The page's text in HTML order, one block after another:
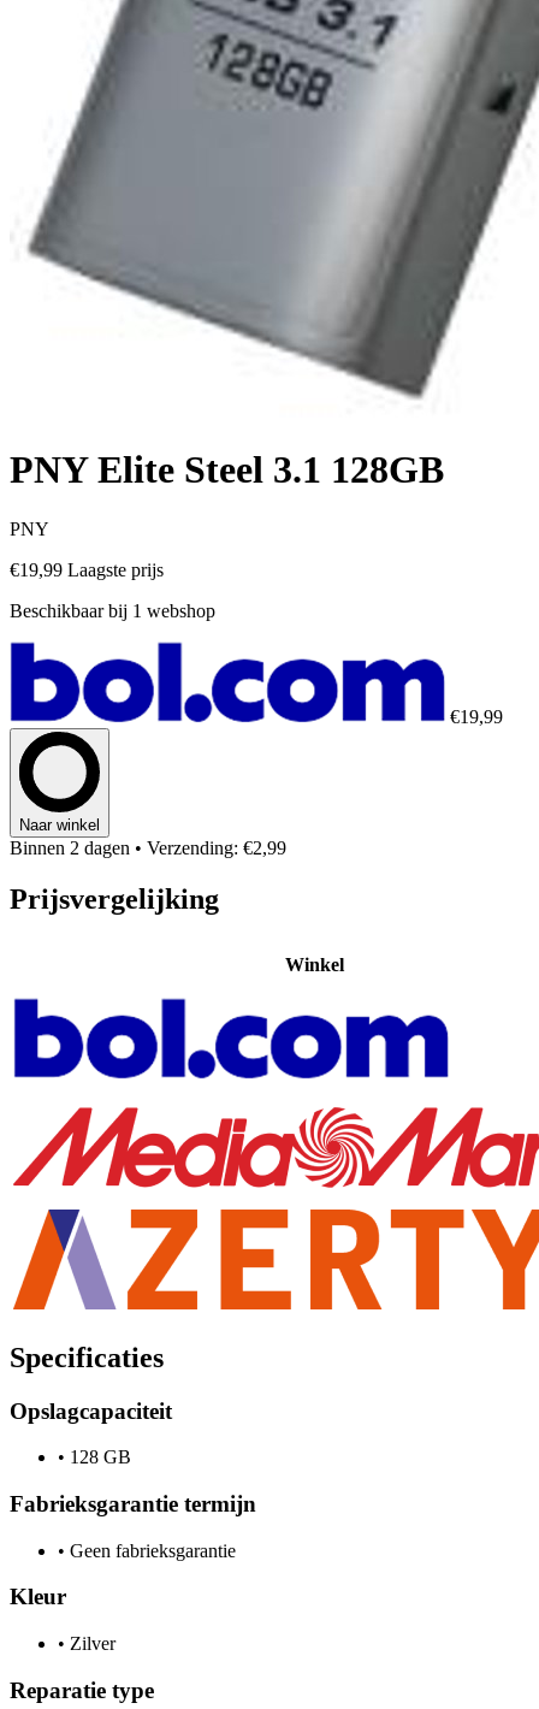
PNY Elite Steel 3.1 128GB
PNY
€19,99 Laagste prijs
Beschikbaar bij 1 webshop
€19,99
Naar winkel
Binnen 2 dagen • Verzending: €2,99
Prijsvergelijking
Winkel
Specificaties
Opslagcapaciteit
• 128 GB
Fabrieksgarantie termijn
• Geen fabrieksgarantie
Kleur
• Zilver
Reparatie type